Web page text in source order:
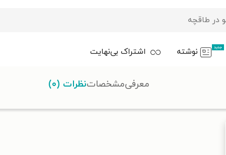
جدید نوشته اشتراک بی‌نهایت
معرفیمشخصاتنظرات (۰)